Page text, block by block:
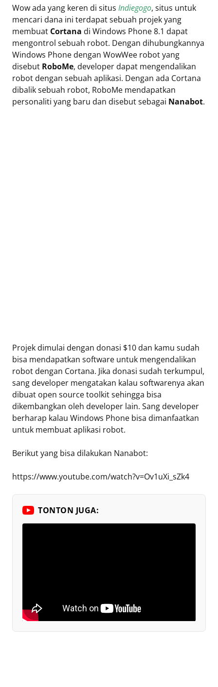
Wow ada yang keren di situs Indiegogo, situs untuk
mencari dana ini terdapat sebuah projek yang
membuat Cortana di Windows Phone 8.1 dapat
mengontrol sebuah robot. Dengan dihubungkannya
Windows Phone dengan WowWee robot yang
disebut RoboMe, developer dapat mengendalikan
robot dengan sebuah aplikasi. Dengan ada Cortana
dibalik sebuah robot, RoboMe mendapatkan
personaliti yang baru dan disebut sebagai Nanabot.
Projek dimulai dengan donasi $10 dan kamu sudah
bisa mendapatkan software untuk mengendalikan
robot dengan Cortana. Jika donasi sudah terkumpul,
sang developer mengatakan kalau softwarenya akan
dibuat open source toolkit sehingga bisa
dikembangkan oleh developer lain. Sang developer
berharap kalau Windows Phone bisa dimanfaatkan
untuk membuat aplikasi robot.
Berikut yang bisa dilakukan Nanabot:
https://www.youtube.com/watch?v=Ov1uXi_sZk4
TONTON JUGA: